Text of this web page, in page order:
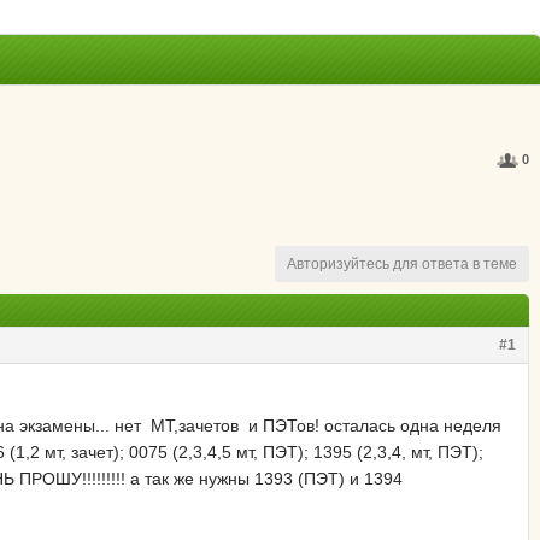
0
Авторизуйтесь для ответа в теме
#1
нет МТ,зачетов и ПЭТов! осталась одна неделя
(1,2 мт, зачет); 0075 (2,3,4,5 мт, ПЭТ); 1395 (2,3,4, мт, ПЭТ);
ПРОШУ!!!!!!!!! а так же нужны 1393 (ПЭТ) и 1394